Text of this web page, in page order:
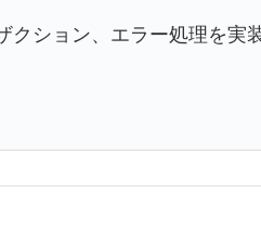
ション、エラー処理を実